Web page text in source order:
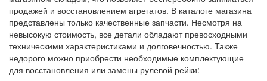
продажей и восстановлением агрегатов. В каталоге магазина
представлены только качественные запчасти. Несмотря на
невысокую стоимость, все детали обладают превосходными
техническими характеристиками и долговечностью. Также
недорого можно приобрести необходимые комплектующие
для восстановления или замены рулевой рейки: